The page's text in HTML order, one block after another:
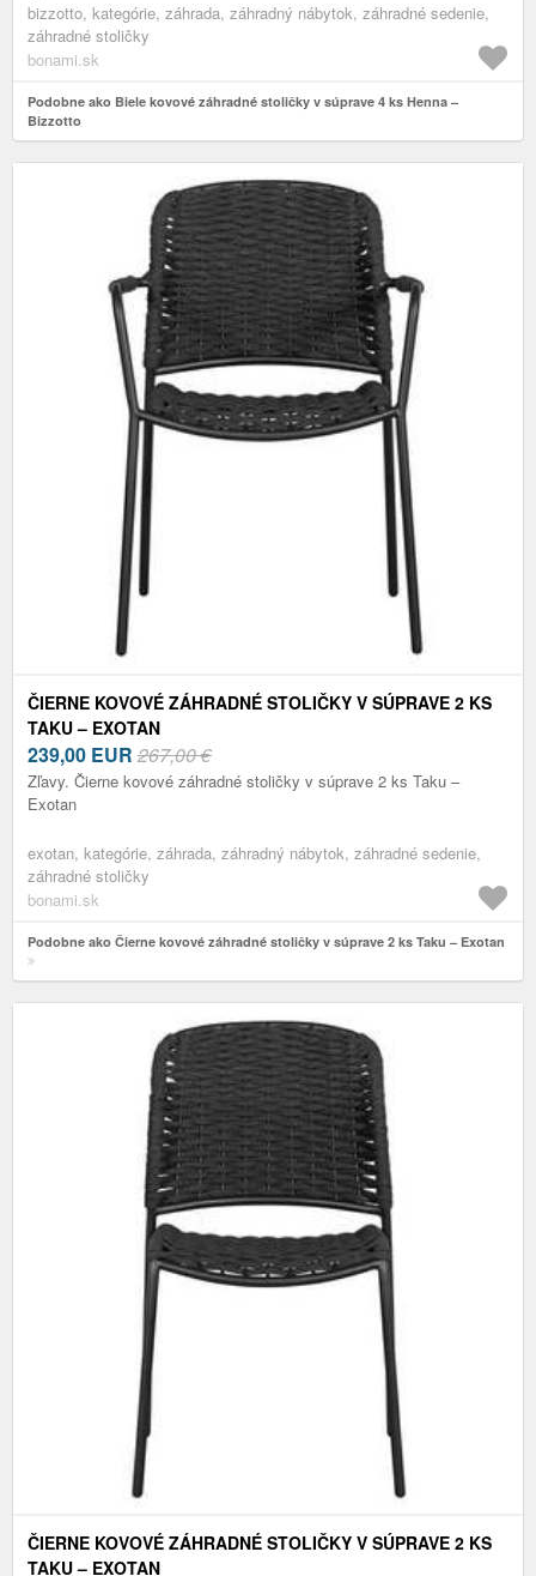
bizzotto, kategórie, záhrada, záhradný nábytok, záhradné sedenie,
záhradné stoličky
bonami.sk
Podobne ako Biele kovové záhradné stoličky v súprave 4 ks Henna –
Bizzotto
ČIERNE KOVOVÉ ZÁHRADNÉ STOLIČKY V SÚPRAVE 2 KS
TAKU – EXOTAN
239,00 EUR 267,00 €
Zľavy. Čierne kovové záhradné stoličky v súprave 2 ks Taku –
Exotan
exotan, kategórie, záhrada, záhradný nábytok, záhradné sedenie,
záhradné stoličky
bonami.sk
Podobne ako Čierne kovové záhradné stoličky v súprave 2 ks Taku – Exotan
ČIERNE KOVOVÉ ZÁHRADNÉ STOLIČKY V SÚPRAVE 2 KS
TAKU – EXOTAN